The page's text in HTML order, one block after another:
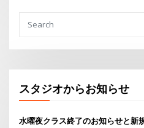
スタジオからお知らせ
水曜夜クラス終了のお知らせと新